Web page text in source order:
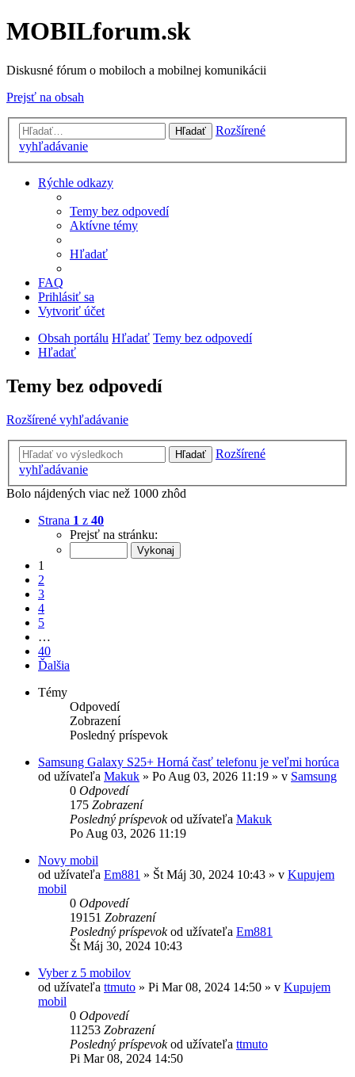
MOBILforum.sk
Diskusné fórum o mobiloch a mobilnej komunikácii
Prejsť na obsah
Hľadať
Rozšírené
vyhľadávanie
Rýchle odkazy
Temy bez odpovedí
Aktívne témy
Hľadať
FAQ
Prihlásiť sa
Vytvoriť účet
Obsah portálu Hľadať Temy bez odpovedí
Hľadať
Temy bez odpovedí
Rozšírené vyhľadávanie
Hľadať
Rozšírené
vyhľadávanie
Bolo nájdených viac než 1000 zhôd
Strana 1 z 40
Prejsť na stránku:
1
2
3
4
5
…
40
Ďalšia
Témy
Odpovedí
Zobrazení
Posledný príspevok
Samsung Galaxy S25+ Horná časť telefonu je veľmi horúca
od užívateľa Makuk » Po Aug 03, 2026 11:19 » v Samsung
0 Odpovedí
175 Zobrazení
Posledný príspevokod užívateľa Makuk
Po Aug 03, 2026 11:19
Novy mobil
od užívateľa Em881 » Št Máj 30, 2024 10:43 » v Kupujem
mobil
0 Odpovedí
19151 Zobrazení
Posledný príspevokod užívateľa Em881
Št Máj 30, 2024 10:43
Vyber z 5 mobilov
od užívateľa ttmuto » Pi Mar 08, 2024 14:50 » v Kupujem
mobil
0 Odpovedí
11253 Zobrazení
Posledný príspevokod užívateľa ttmuto
Pi Mar 08, 2024 14:50